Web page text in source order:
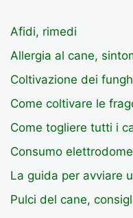
Afidi, rimedi
Allergia al cane,
Coltivazione dei
Come coltivare le
Come togliere tutti i
Consumo
La guida per avviare
Pulci del cane,